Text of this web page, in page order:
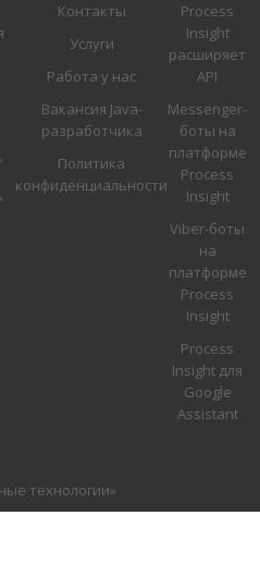
Контакты
Услуги
Работа у нас
Вакансия Java-
разработчика
Политика
конфиденциальности
Process
Insight
расширяет
API
Messenger-
боты на
платформе
Process
Insight
Viber-боты
на
платформе
Process
Insight
Process
Insight для
Google
Assistant
технологии»